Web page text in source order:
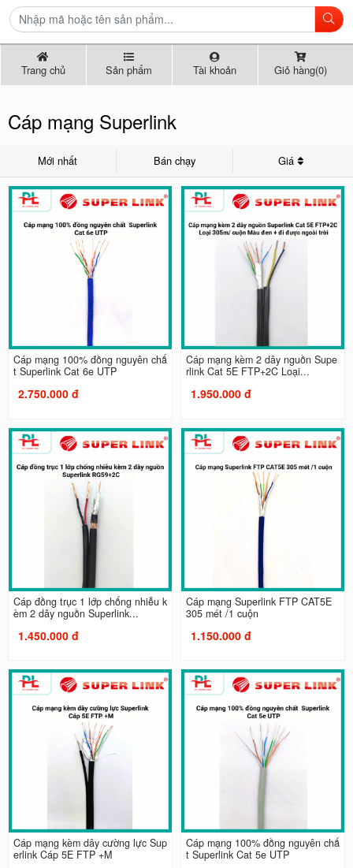
Trang chủ Sản phẩm Tài khoản Giỏ hàng(0)
Cáp mạng Superlink
Mới nhất Bán chạy Giá
Cáp mạng 100% đồng nguyên chấ
t Superlink Cat 6e UTP
2.750.000 đ
Cáp mạng kèm 2 dây nguồn Supe
rlink Cat 5E FTP+2C Loại...
1.950.000 đ
Cáp đồng trục 1 lớp chống nhiễu k
èm 2 dây nguồn Superlink...
1.450.000 đ
Cáp mạng Superlink FTP CAT5E
305 mét /1 cuộn
1.150.000 đ
Cáp mạng kèm dây cường lực Sup
erlink Cáp 5E FTP +M
Cáp mạng 100% đồng nguyên chấ
t Superlink Cat 5e UTP